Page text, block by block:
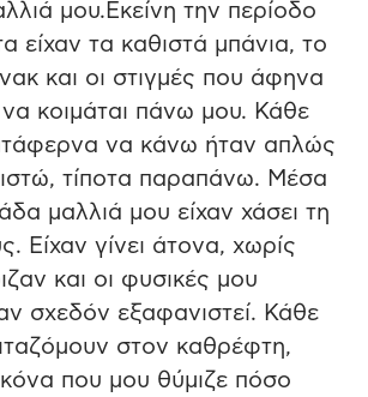
μου.Εκείνη την περίοδο
είχαν τα καθιστά μπάνια, το
και οι στιγμές που άφηνα
κοιμάται πάνω μου. Κάθε
να κάνω ήταν απλώς
τίποτα παραπάνω. Μέσα
μαλλιά μου είχαν χάσει τη
Είχαν γίνει άτονα, χωρίς
και οι φυσικές μου
σχεδόν εξαφανιστεί. Κάθε
στον καθρέφτη,
που μου θύμιζε πόσο